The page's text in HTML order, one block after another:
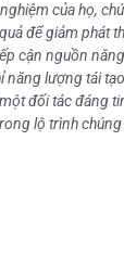
của họ,
để giảm phát
cận nguồn
năng lượng tái
đối tác đáng
lộ trình